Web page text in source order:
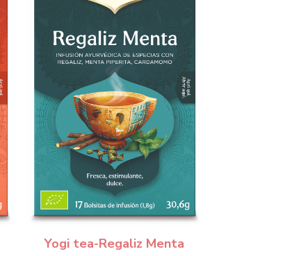
Yogi tea-Regaliz Menta